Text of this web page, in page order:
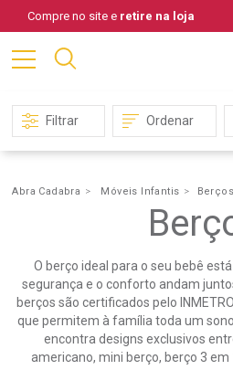
Compre no site e retire na loja
Abra Cadabra Móveis Infantis Berços
O berço ideal para o seu bebê
segurança e o conforto andam
berços são certificados pelo
que permitem à família toda um
encontra designs exclusivos
americano, mini berço, berço 3
Filtrar Ordenar